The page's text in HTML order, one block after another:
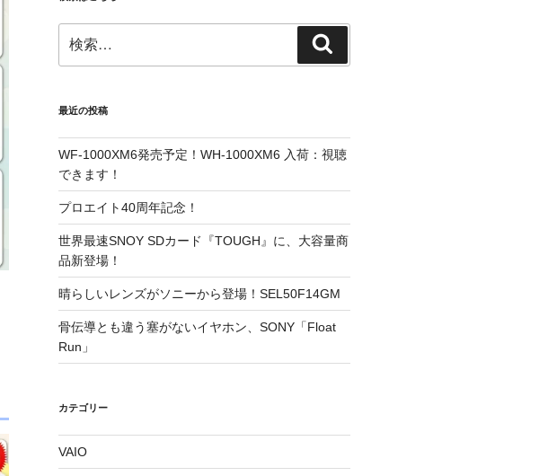
索:
索
最近の投稿
WF-1000XM6発売予定！WH-1000XM6 入荷：視聴
できます！
プロエイト40周年記念！
世界最速SNOY SDカード『TOUGH』に、大容量商
品新登場！
晴らしいレンズがソニーから登場！SEL50F14GM
骨伝導とも違う塞がないイヤホン、SONY「Float
Run」
カテゴリー
VAIO